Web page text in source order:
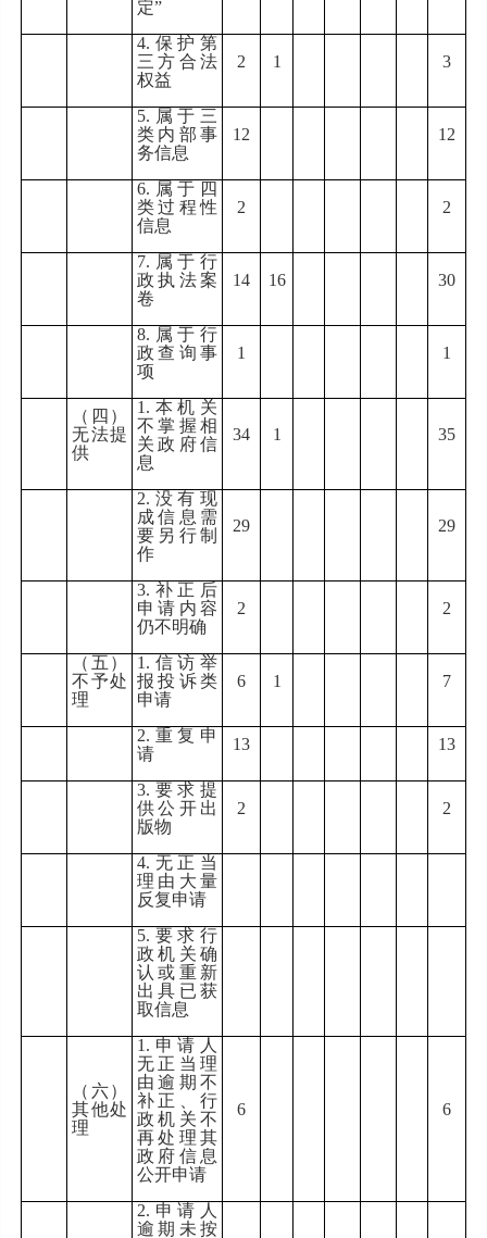
定”
4. 保护第
三方合法
权益
2 1 3
5. 属于三
类内部事
务信息
12 12
6. 属于四
类过程性
信息
2 2
7. 属于行
政执法案
卷
14 16 30
8. 属于行
政查询事
项
1 1
（四）
无法提
供
1. 本机关
不掌握相
关政府信
息
34 1 35
2. 没有现
成信息需
要另行制
作
29 29
3. 补正后
申请内容
仍不明确
2 2
（五）
不予处
理
1. 信访举
报投诉类
申请
6 1 7
2. 重复申
请
13 13
3. 要求提
供公开出
版物
2 2
4. 无正当
理由大量
反复申请
5. 要求行
政机关确
认或重新
出具已获
取信息
（六）
其他处
理
1. 申请人
无正当理
由逾期不
补正、行
政机关不
再处理其
政府信息
公开申请
6 6
2. 申请人
逾期未按